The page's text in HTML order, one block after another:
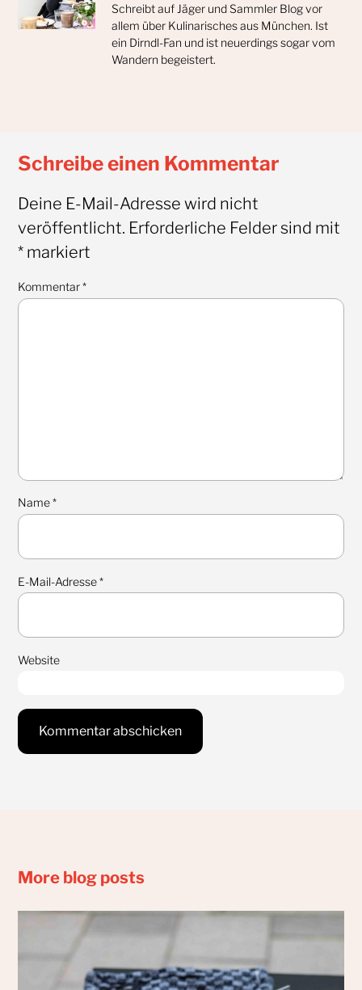
Schreibt auf Jäger und Sammler Blog vor
allem über Kulinarisches aus München. Ist
ein Dirndl-Fan und ist neuerdings sogar vom
Wandern begeistert.
Schreibe einen Kommentar
Deine E-Mail-Adresse wird nicht
veröffentlicht. Erforderliche Felder sind mit
*markiert
Kommentar*
Name*
E-Mail-Adresse*
Website
More blog posts